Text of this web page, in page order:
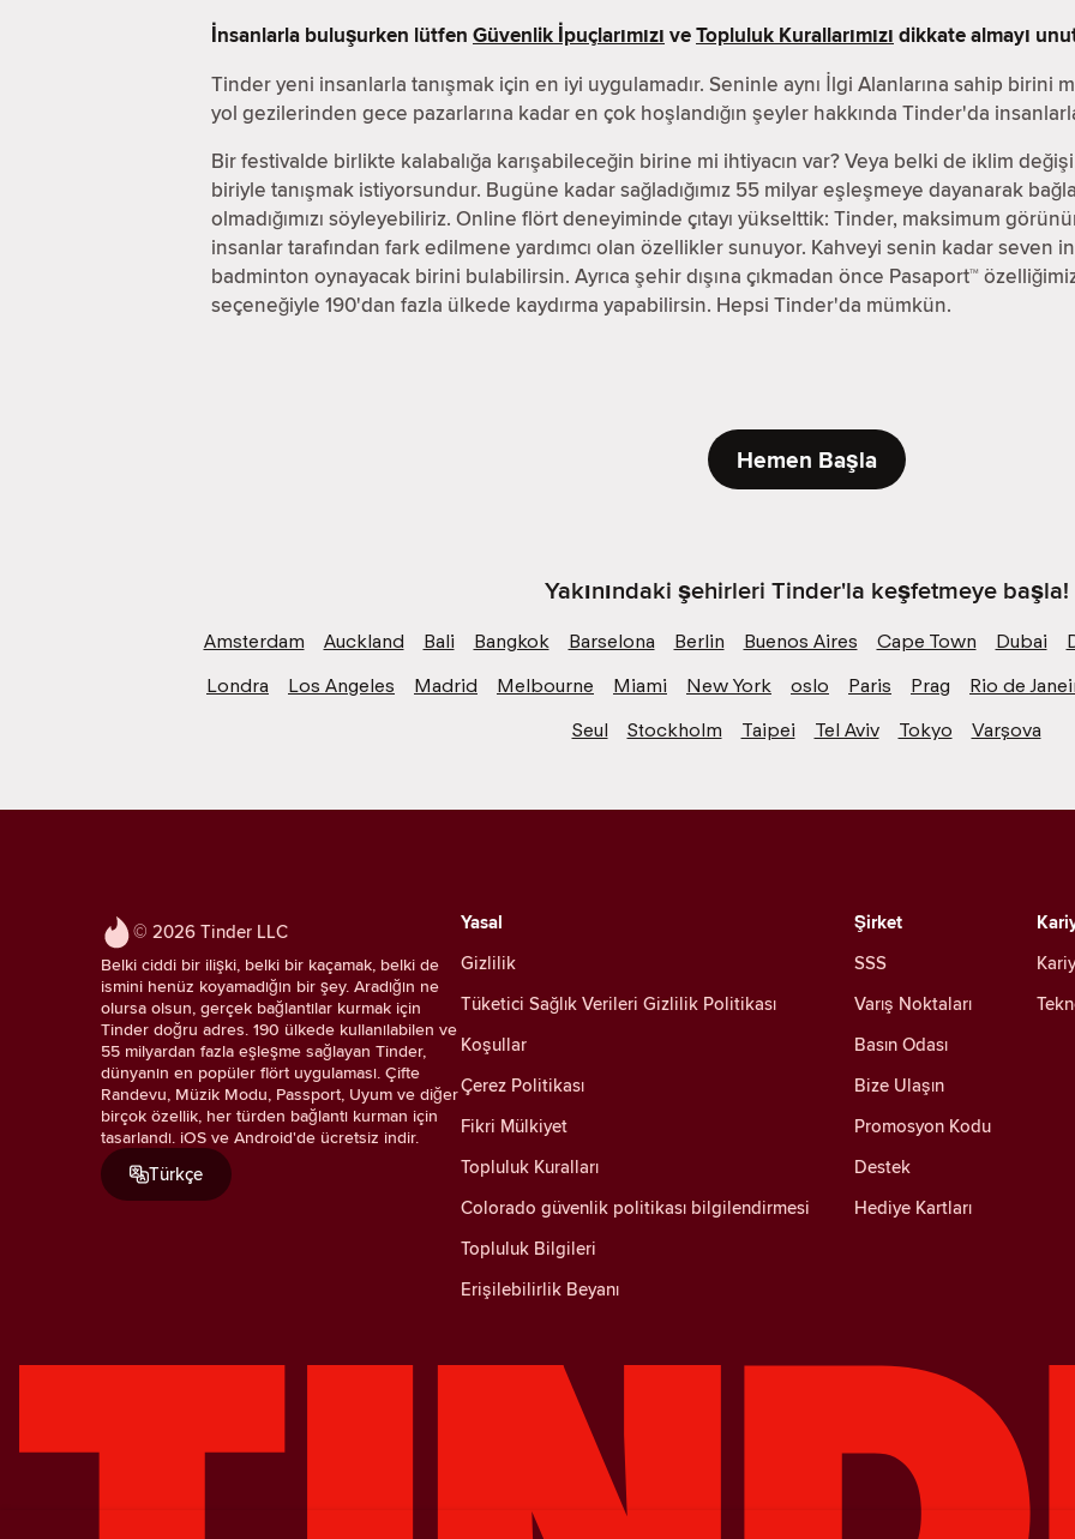
İnsanlarla buluşurken lütfen Güvenlik İpuçlarımızı veTopluluk Kurallarımızı dikkate almayı
Tinder yeni insanlarla tanışmak için en iyi uygulamadır. Seninle aynı İlgi Alanlarına sahip birini
yol gezilerinden gece pazarlarına kadar en çok hoşlandığın şeyler hakkında Tinder'da
Bir festivalde birlikte kalabalığa karışabileceğin birine mi ihtiyacın var? Veya belki de iklim
biriyle tanışmak istiyorsundur. Bugüne kadar sağladığımız 55 milyar eşleşmeye dayanarak
olmadığımızı söyleyebiliriz. Online flört deneyiminde çıtayı yükselttik: Tinder, maksimum
insanlar tarafından fark edilmene yardımcı olan özellikler sunuyor. Kahveyi senin kadar seven
badminton oynayacak birini bulabilirsin. Ayrıca şehir dışına çıkmadan önce Pasaport™
seçeneğiyle 190'dan fazla ülkede kaydırma yapabilirsin. Hepsi Tinder'da mümkün.
Hemen Başla
Yakınındaki şehirleri Tinder'la keşfetmeye başla!
Amsterdam Auckland Bali Bangkok Barselona Berlin Buenos Aires Cape Town Dubai
Londra
Los Angeles Madrid Melbourne Miami New York oslo Paris Prag
Rio de
Seul
Stockholm Taipei Tel Aviv Tokyo Varşova
© 2026 Tinder LLC
Belki ciddi bir ilişki, belki bir kaçamak, belki de
ismini henüz koyamadığın bir şey. Aradığın ne
olursa olsun, gerçek bağlantılar kurmak için
Tinder doğru adres. 190 ülkede kullanılabilen ve
55 milyardan fazla eşleşme sağlayan Tinder,
dünyanın en popüler flört uygulaması. Çifte
Randevu, Müzik Modu, Passport, Uyum ve diğer
birçok özellik, her türden bağlantı kurman için
tasarlandı. iOS ve Android'de ücretsiz indir.
Türkçe
Yasal
Gizlilik
Tüketici Sağlık Verileri Gizlilik Politikası
Koşullar
Çerez Politikası
Fikri Mülkiyet
Topluluk Kuralları
Colorado güvenlik politikası bilgilendirmesi
Topluluk Bilgileri
Erişilebilirlik Beyanı
Şirket
SSS
Varış Noktaları
Basın Odası
Bize Ulaşın
Promosyon Kodu
Destek
Hediye Kartları